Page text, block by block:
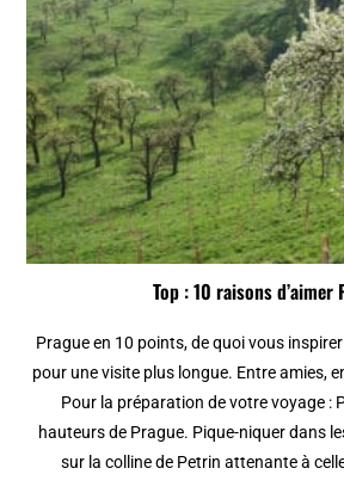
Top : 10 raisons d’aimer
Prague en 10 points, de quoi vous
pour une visite plus longue. Entre amies,
Pour la préparation de votre voyage :
hauteurs de Prague. Pique-niquer dans
sur la colline de Petrin attenante à